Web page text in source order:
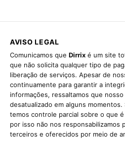
AVISO LEGAL
Comunicamos que Dirrix é um site
que não solicita qualquer tipo de
liberação de serviços. Apesar de
continuamente para garantir a
informações, ressaltamos que
desatualizado em alguns momentos.
temos controle parcial sobre o que
por isso não nos responsabilizamos
terceiros e oferecidos por meio de